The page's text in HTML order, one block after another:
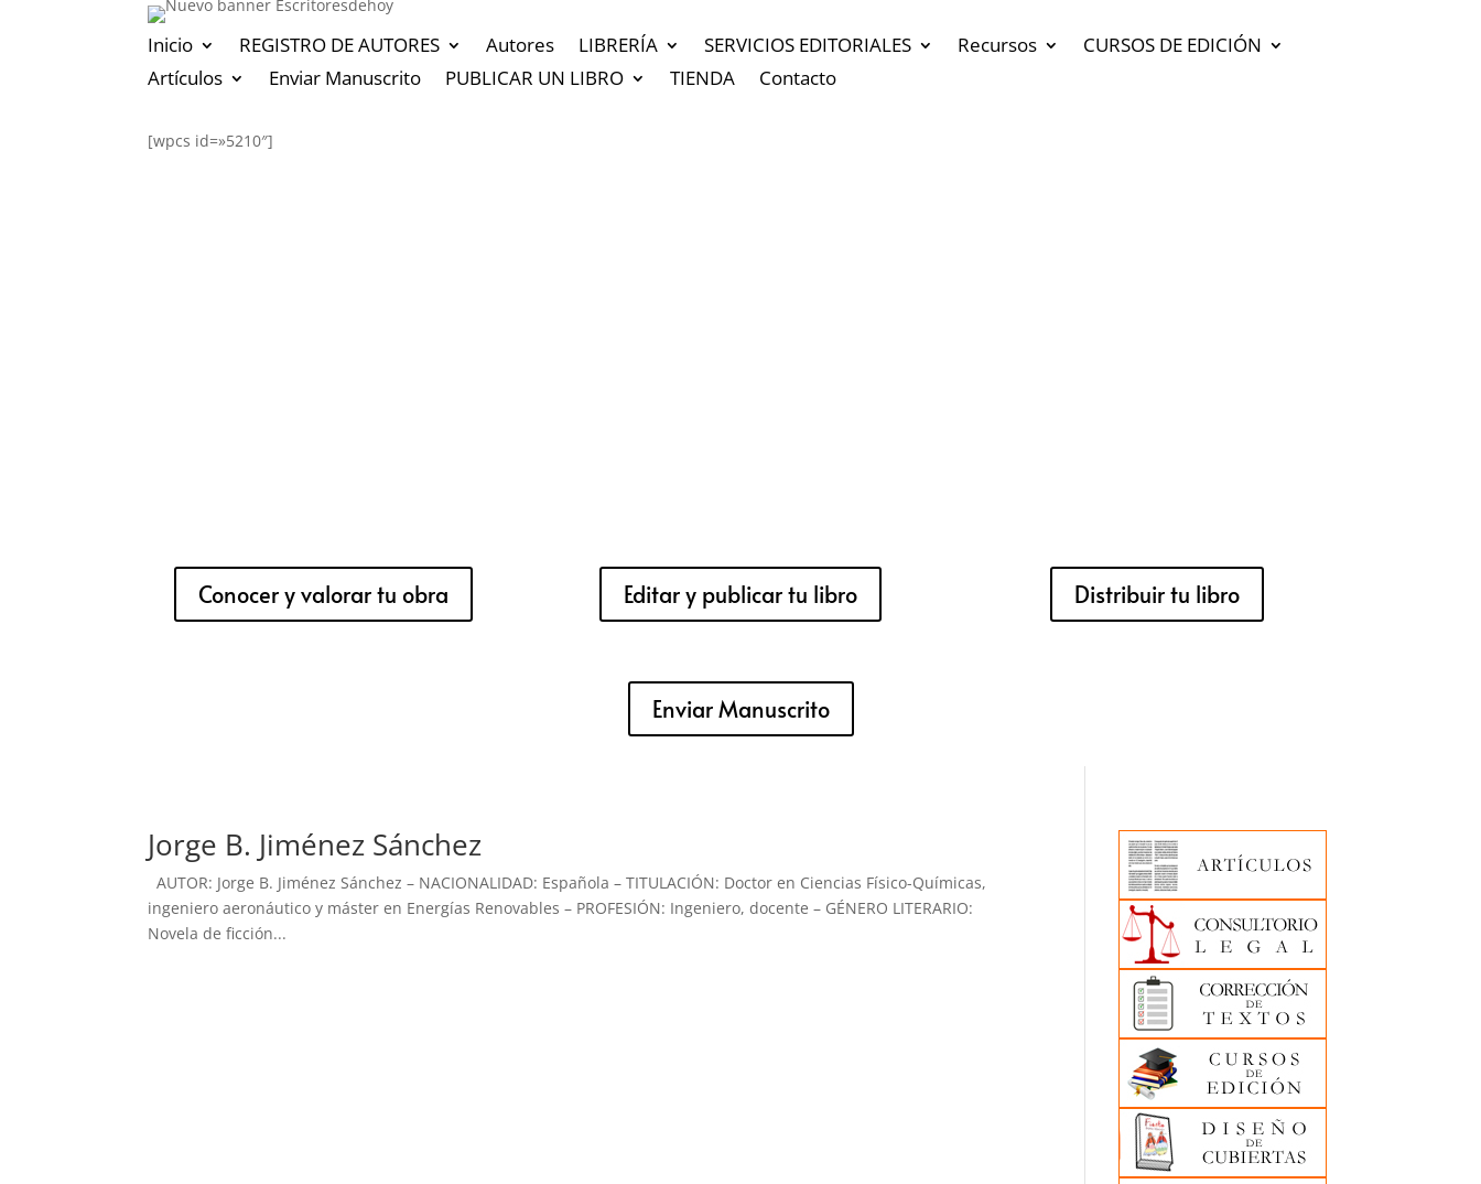
Inicio REGISTRO DE AUTORES Autores LIBRERÍA SERVICIOS EDITORIALES Recursos
CURSOS DE EDICIÓN
Artículos
Enviar Manuscrito PUBLICAR UN LIBRO TIENDA Contacto
[wpcs id=»5210″]
Conocer y valorar tu obra Editar y publicar tu libro Distribuir tu libro
Enviar Manuscrito
Jorge B. Jiménez Sánchez
AUTOR: Jorge B. Jiménez Sánchez – NACIONALIDAD: Española – TITULACIÓN: Doctor en Ciencias Físico-Químicas,
ingeniero aeronáutico y máster en Energías Renovables – PROFESIÓN: Ingeniero, docente – GÉNERO LITERARIO:
Novela de ficción...